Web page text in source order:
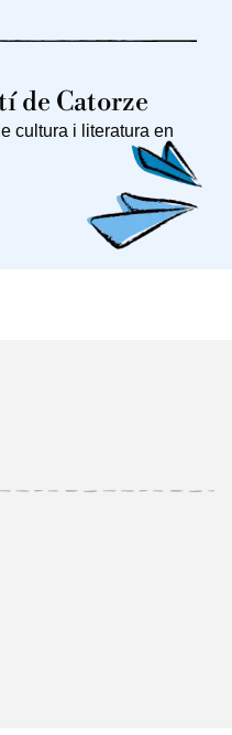
de Catorze
cultura i literatura en